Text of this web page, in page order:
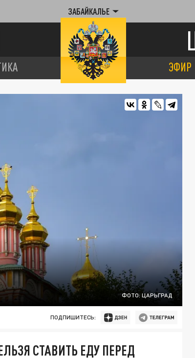
ЗАБАЙКАЛЬЕ
ЭФИР
ФОТО: ЦАРЬГРАД
ПОДПИШИТЕСЬ:
СТАВИТЬ ЕДУ ПЕРЕД